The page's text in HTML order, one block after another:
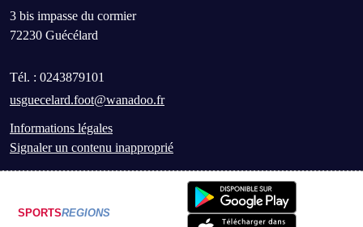
3 bis impasse du cormier
72230 Guécélard
Tél. : 0243879101
usguecelard.foot@wanadoo.fr
Informations légales
Signaler un contenu inapproprié
SPORTSREGIONS